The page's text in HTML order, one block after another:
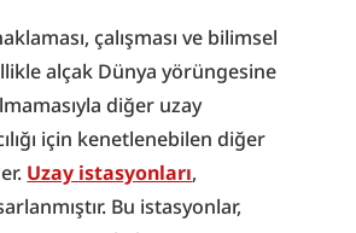
çalışması ve bilimsel
alçak Dünya yörüngesine
diğer uzay
için kenetlenebilen diğer
Uzay istasyonları,
Bu istasyonlar,